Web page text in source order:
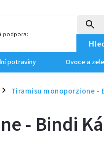
podpora:
potraviny Ovoce a
/ Tiramisu monoporzione -
- Bindi